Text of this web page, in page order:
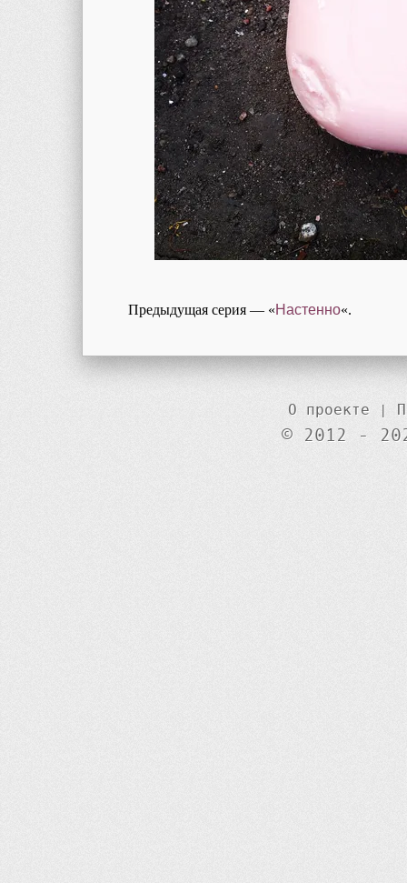
Предыдущая серия — «Настенно«.
О проекте |
© 2012 -